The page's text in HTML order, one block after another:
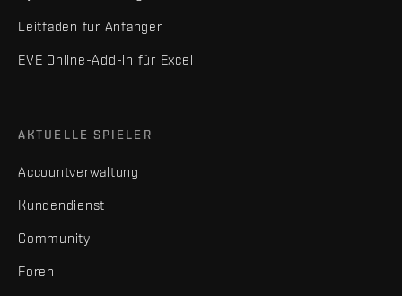
Leitfaden für Anfänger
EVE Online-Add-in für Excel
AKTUELLE SPIELER
Accountverwaltung
Kundendienst
Community
Foren